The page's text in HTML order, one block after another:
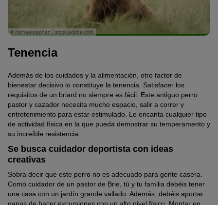
© michaelstephan / stock.adobe.com
Tenencia
Además de los cuidados y la alimentación, otro factor de
bienestar decisivo lo constituye la tenencia. Satisfacer los
requisitos de un briard no siempre es fácil. Este antiguo perro
pastor y cazador necesita mucho espacio, salir a correr y
entretenimiento para estar estimulado. Le encanta cualquier tipo
de actividad física en la que pueda demostrar su temperamento y
su increíble resistencia.
Se busca cuidador deportista con ideas
creativas
Sobra decir que este perro no es adecuado para gente casera.
Como cuidador de un pastor de Brie, tú y tu familia debéis tener
una casa con un jardín grande vallado. Además, debéis aportar